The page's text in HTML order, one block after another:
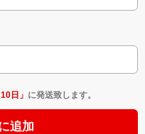
日 」 に発送致します。
追加